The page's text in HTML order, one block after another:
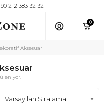
212 383 32 32
0
Aksesuar